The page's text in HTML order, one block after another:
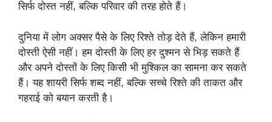
सिर्फ दोस्त नहीं, बल्कि परिवार की तरह होते हैं।
दुनिया में लोग अक्सर पैसे के लिए रिश्ते तोड़ देते हैं, लेकिन हमारी
दोस्ती ऐसी नहीं। हम दोस्ती के लिए हर दुश्मन से भिड़ सकते हैं
और अपने दोस्तों के लिए किसी भी मुश्किल का सामना कर सकते
हैं। यह शायरी सिर्फ शब्द नहीं, बल्कि सच्चे रिश्ते की ताकत और
गहराई को बयान करती है।